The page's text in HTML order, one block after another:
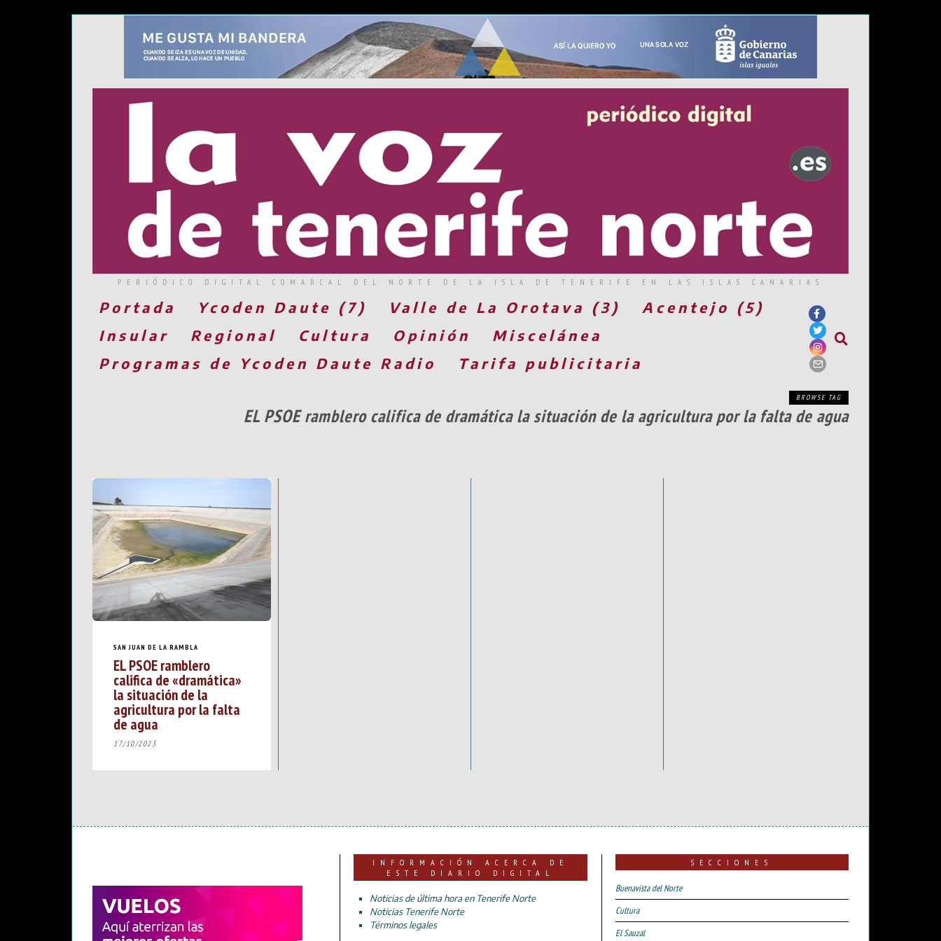
PERIÓDICO DIGITAL COMARCAL DEL NORTE DE LA ISLA DE TENERIFE EN LAS ISLAS CANARIAS
Portada Ycoden Daute (7) Valle de La Orotava (3)
Acentejo (5)
Insular
Regional Cultura Opinión
Miscelánea
Programas de Ycoden Daute Radio
Tarifa publicitaria
BROWSE TAG
EL PSOE ramblero califica de dramática la situación de la agricultura por la falta de agua
SAN JUAN DE LA RAMBLA
EL PSOE ramblero
califica de «dramática»
la situación de la
agricultura por la falta
de agua
17/10/2023
INFORMACIÓN ACERCA DE
ESTE DIARIO DIGITAL
Noticias de última hora en Tenerife Norte
Noticias Tenerife Norte
Términos legales
SECCIONES
Buenavista del Norte
Cultura
El Sauzal